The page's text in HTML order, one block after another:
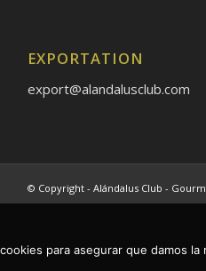
EXPORTATION
export@alandalusclub.com
© Copyright - Alándalus Club -
para asegurar que damos